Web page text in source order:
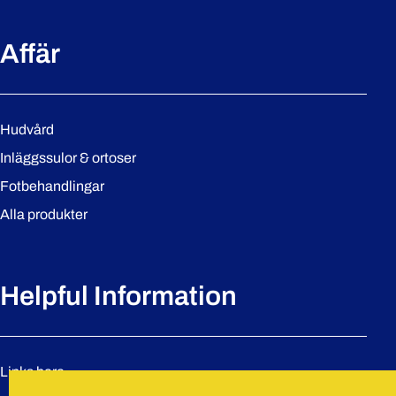
Affär
Hudvård
Inläggssulor & ortoser
Fotbehandlingar
Alla produkter
Helpful Information
Links here